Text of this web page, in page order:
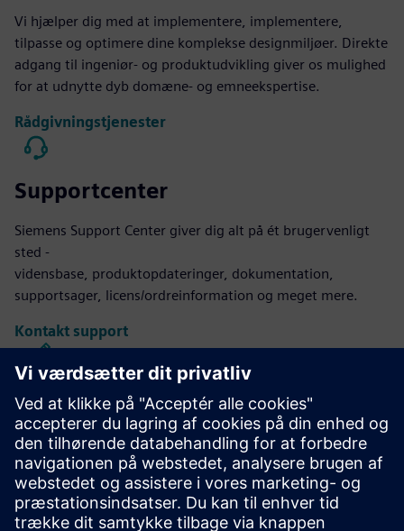
Vi hjælper dig med at implementere, implementere,
tilpasse og optimere dine komplekse designmiljøer. Direkte
adgang til ingeniør- og produktudvikling giver os mulighed
for at udnytte dyb domæne- og emneekspertise.
Rådgivningstjenester
Supportcenter
Siemens Support Center giver dig alt på ét brugervenligt
sted -
vidensbase, produktopdateringer, dokumentation,
supportsager, licens/ordreinformation og meget mere.
Kontakt support
Caliber IC Design & Fremstilling
Calibre-værktøjspakken leverer nøjagtig, effektiv,
omfattende IC-verifikation og optimering på tværs af alle
procesnoder og designstilarter, samtidig med at
ressourceforbrug og tapeout-planer minimeres.